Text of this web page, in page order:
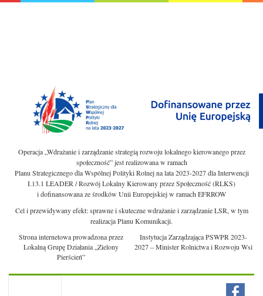
Operacja „Wdrażanie i zarządzanie strategią rozwoju lokalnego kierowanego przez
społeczność” jest realizowana w ramach
Planu Strategicznego dla Wspólnej Polityki Rolnej na lata 2023-2027 dla Interwencji
I.13.1 LEADER / Rozwój Lokalny Kierowany przez Społeczność (RLKS)
i dofinansowana ze środków Unii Europejskiej w ramach EFRROW
Cel i przewidywany efekt: sprawne i skuteczne wdrażanie i zarządzanie LSR, w tym
realizacja Planu Komunikacji.
Strona internetowa prowadzona przez
Lokalną Grupę Działania „Zielony
Pierścień”
Instytucja Zarządzająca PSWPR 2023-
2027 – Minister Rolnictwa i Rozwoju Wsi